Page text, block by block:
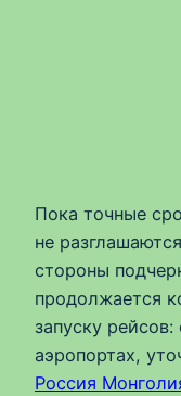
Пока точные
не
стороны
продолжается
запуску
аэропортах,
Россия